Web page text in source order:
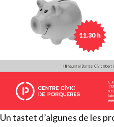
Un tastet d’algunes de les